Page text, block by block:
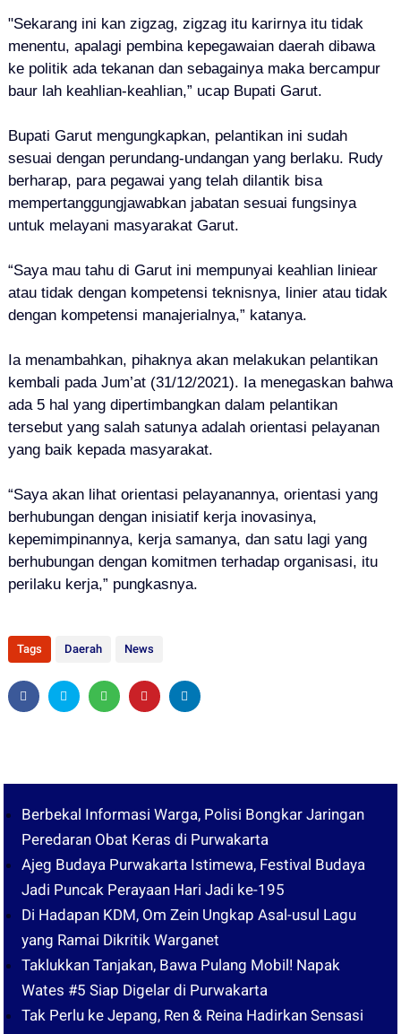
"Sekarang ini kan zigzag, zigzag itu karirnya itu tidak
menentu, apalagi pembina kepegawaian daerah dibawa
ke politik ada tekanan dan sebagainya maka bercampur
baur lah keahlian-keahlian,” ucap Bupati Garut.
Bupati Garut mengungkapkan, pelantikan ini sudah
sesuai dengan perundang-undangan yang berlaku. Rudy
berharap, para pegawai yang telah dilantik bisa
mempertanggungjawabkan jabatan sesuai fungsinya
untuk melayani masyarakat Garut.
“Saya mau tahu di Garut ini mempunyai keahlian liniear
atau tidak dengan kompetensi teknisnya, linier atau tidak
dengan kompetensi manajerialnya,” katanya.
Ia menambahkan, pihaknya akan melakukan pelantikan
kembali pada Jum’at (31/12/2021). Ia menegaskan bahwa
ada 5 hal yang dipertimbangkan dalam pelantikan
tersebut yang salah satunya adalah orientasi pelayanan
yang baik kepada masyarakat.
“Saya akan lihat orientasi pelayanannya, orientasi yang
berhubungan dengan inisiatif kerja inovasinya,
kepemimpinannya, kerja samanya, dan satu lagi yang
berhubungan dengan komitmen terhadap organisasi, itu
perilaku kerja,” pungkasnya.
Tags Daerah News
Berbekal Informasi Warga, Polisi Bongkar Jaringan
Peredaran Obat Keras di Purwakarta
Ajeg Budaya Purwakarta Istimewa, Festival Budaya
Jadi Puncak Perayaan Hari Jadi ke-195
Di Hadapan KDM, Om Zein Ungkap Asal-usul Lagu
yang Ramai Dikritik Warganet
Taklukkan Tanjakan, Bawa Pulang Mobil! Napak
Wates #5 Siap Digelar di Purwakarta
Tak Perlu ke Jepang, Ren & Reina Hadirkan Sensasi